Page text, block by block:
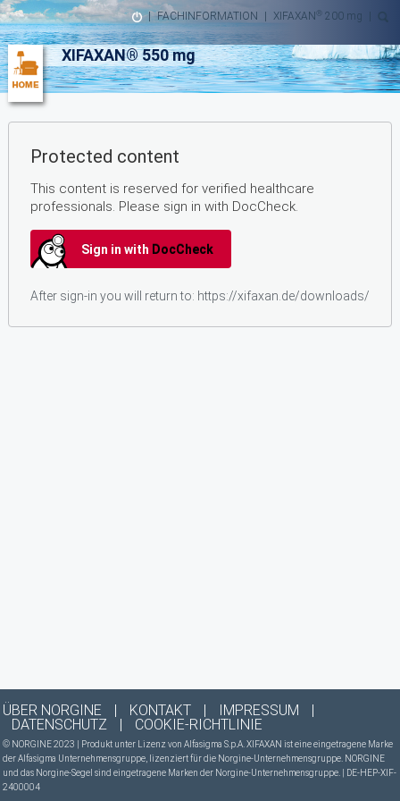
| FACHINFORMATION XIFAXAN ® 200 mg
XIFAXAN® 550 mg
Protected content
This content is reserved for verified healthcare
professionals. Please sign in with DocCheck.
Sign in with DocCheck
After sign-in you will return to: https://xifaxan.de/downloads/
ÜBER NORGINE | KONTAKT | IMPRESSUM
|
DATENSCHUTZ
| COOKIE-RICHTLINIE
© NORGINE 2023 | Produkt unter Lizenz von Alfasigma S.p.A. XIFAXAN ist eine eingetragene Marke
der Alfasigma Unternehmensgruppe, lizenziert für die Norgine-Unternehmensgruppe. NORGINE
und das Norgine-Segel sind eingetragene Marken der Norgine-Unternehmensgruppe. | DE-HEP-XIF-
2400004